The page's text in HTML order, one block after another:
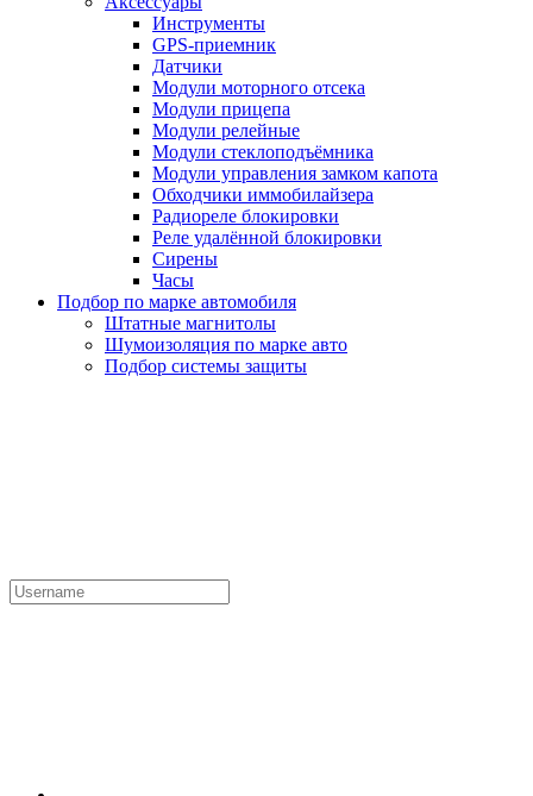
Инструменты
GPS-приемник
Датчики
Модули моторного отсека
Модули прицепа
Модули релейные
Модули стеклоподъёмника
Модули управления замком капота
Обходчики иммобилайзера
Радиореле блокировки
Реле удалённой блокировки
Сирены
Часы
Подбор по марке автомобиля
Штатные магнитолы
Шумоизоляция по марке авто
Подбор системы защиты